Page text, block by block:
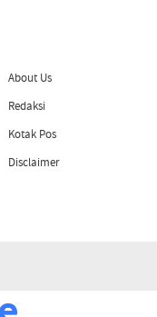
About Us
Redaksi
Kotak Pos
Disclaimer